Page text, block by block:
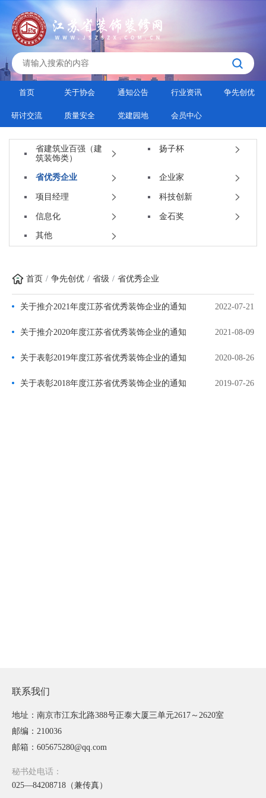
首页 关于协会 通知公告 行业资讯 争先创优
研讨交流 质量安全 党建园地 会员中心
省建筑业百强（建
筑装饰类）
扬子杯
省优秀企业 企业家
项目经理 科技创新
信息化 金石奖
其他
首页 争先创优 省级 省优秀企业
关于推介2021年度江苏省优秀装饰企业的通知 2022-07-21
关于推介2020年度江苏省优秀装饰企业的通知 2021-08-09
关于表彰2019年度江苏省优秀装饰企业的通知 2020-08-26
关于表彰2018年度江苏省优秀装饰企业的通知 2019-07-26
联系我们
地址：南京市江东北路388号正泰大厦三单元2617～2620室
邮编：210036
邮箱：605675280@qq.com
秘书处电话：
025—84208718（兼传真）